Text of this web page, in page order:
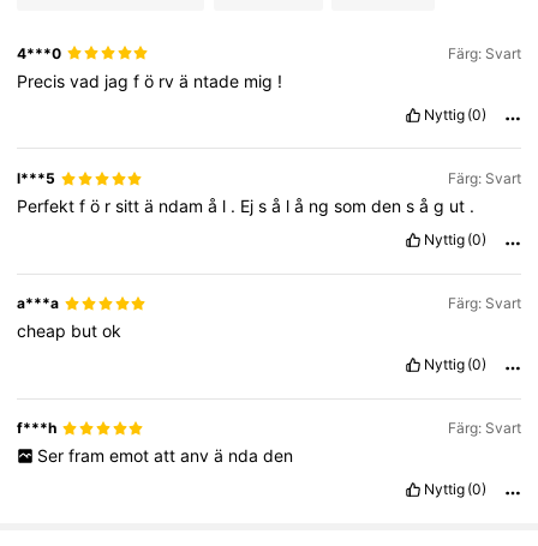
4***0 Färg: Svart
Precisvad jagfö rvä ntade mig !
Nyttig (0)
l***5 Färg: Svart
Perfektfö rsittä ndamå l . Ejså lå ngsomdensåg ut .
Nyttig (0)
a***a Färg: Svart
cheap butok
Nyttig (0)
f***h Färg: Svart
Ser fram emot att anv ä nda den
Nyttig (0)